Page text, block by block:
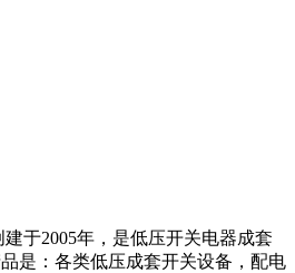
于2005年，是低压开关电器成套
是：各类低压成套开关设备，配电